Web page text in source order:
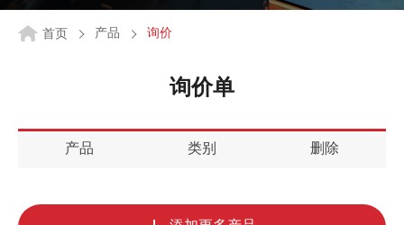
首页 产品 询价
询价单
产品 类别 删除